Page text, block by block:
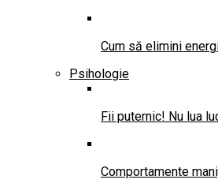
Cum să elimini
Psihologie
Fii puternic! Nu lua
Comportamente